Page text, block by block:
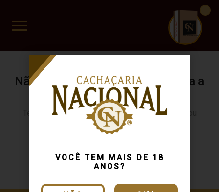
VOCÊ TEM MAIS DE 18
ANOS?
www.cachacarianacional.com.br
CUIDADO FRÁGIL
Não encontramos resultados para a
sua busca.
Tente buscar novamente usando outra categoria ou
produto
Continuar comprando